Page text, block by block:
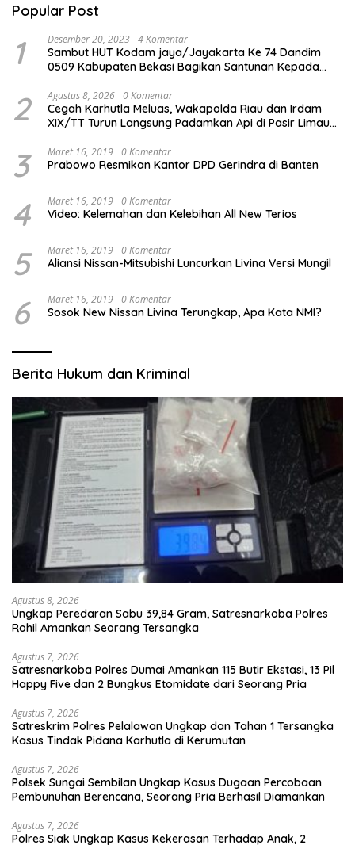
Popular Post
1 Desember 20, 2023 4 Komentar
Sambut HUT Kodam jaya/Jayakarta Ke 74 Dandim
0509 Kabupaten Bekasi Bagikan Santunan Kepada
2 Agustus 8, 2026 0 Komentar
Cegah Karhutla Meluas, Wakapolda Riau dan Irdam
XIX/TT Turun Langsung Padamkan Api di Pasir Limau
3 Maret 16, 2019 0 Komentar
Prabowo Resmikan Kantor DPD Gerindra di Banten
4 Maret 16, 2019 0 Komentar
Video: Kelemahan dan Kelebihan All New Terios
5 Maret 16, 2019 0 Komentar
Aliansi Nissan-Mitsubishi Luncurkan Livina Versi Mungil
6 Maret 16, 2019 0 Komentar
Sosok New Nissan Livina Terungkap, Apa Kata NMI?
Berita Hukum dan Kriminal
Agustus 8, 2026
Ungkap Peredaran Sabu 39,84 Gram, Satresnarkoba Polres
Rohil Amankan Seorang Tersangka
Agustus 7, 2026
Satresnarkoba Polres Dumai Amankan 115 Butir Ekstasi, 13 Pil
Happy Five dan 2 Bungkus Etomidate dari Seorang Pria
Agustus 7, 2026
Satreskrim Polres Pelalawan Ungkap dan Tahan 1 Tersangka
Kasus Tindak Pidana Karhutla di Kerumutan
Agustus 7, 2026
Polsek Sungai Sembilan Ungkap Kasus Dugaan Percobaan
Pembunuhan Berencana, Seorang Pria Berhasil Diamankan
Agustus 7, 2026
Polres Siak Ungkap Kasus Kekerasan Terhadap Anak, 2